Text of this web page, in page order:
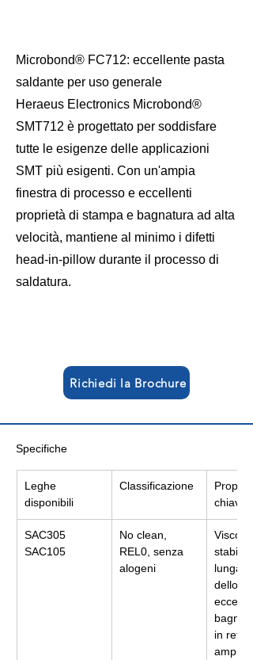
Microbond® FC712: eccellente pasta
saldante per uso generale
Heraeus Electronics Microbond®
SMT712 è progettato per soddisfare
tutte le esigenze delle applicazioni
SMT più esigenti. Con un'ampia
finestra di processo e eccellenti
proprietà di stampa e bagnatura ad alta
velocità, mantiene al minimo i difetti
head-in-pillow durante il processo di
saldatura.
Richiedi la Brochure
Specifiche
Leghe
disponibili
Classificazione
chiave
SAC305
SAC105
No clean,
REL0, senza
alogeni
stabile
lunga
dello
in
ampia